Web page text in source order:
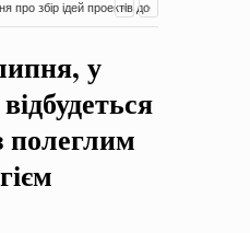
про збір ідей проектів до
Оголошення про збір ідей
у